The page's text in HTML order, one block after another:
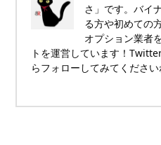
さ」です。バイ
る方や初めての
オプション業者
トを運営しています！
らフォローしてみてください